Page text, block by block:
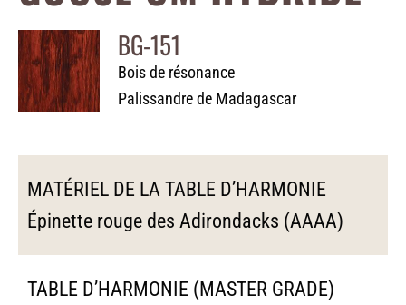
BG-151
Bois de résonance
Palissandre de Madagascar
MATÉRIEL DE LA TABLE D’HARMONIE
Épinette rouge des Adirondacks (AAAA)
TABLE D’HARMONIE (MASTER GRADE)